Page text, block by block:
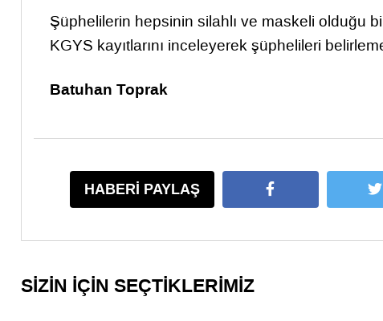
Şüphelilerin hepsinin silahlı ve maskeli olduğu
KGYS kayıtlarını inceleyerek şüphelileri
Batuhan Toprak
HABERİ PAYLAŞ
SİZİN İÇİN SEÇTİKLERİMİZ